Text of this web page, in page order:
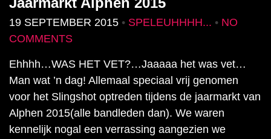
19 SEPTEMBER 2015 • SPELEUHHHH... • NO
COMMENTS
Ehhhh…WAS HET VET?…Jaaaaa het was vet…
Man wat ’n dag! Allemaal speciaal vrij genomen
voor het Slingshot optreden tijdens de jaarmarkt van
Alphen 2015(alle bandleden dan). We waren
kennelijk nogal een verrassing aangezien we